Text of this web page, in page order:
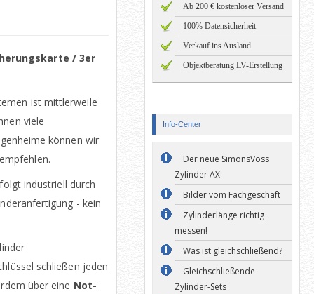
/ 3er
ist mittlerweile
viele
können wir
industriell durch
- kein
schließen jeden
über eine Not-
Ab 200 € kostenloser Versand
100% Datensicherheit
Verkauf ins Ausland
Objektberatung LV-Erstellung
Info-Center
Der neue SimonsVoss
Zylinder AX
Bilder vom Fachgeschäft
Zylinderlänge richtig
messen!
Was ist gleichschließend?
Gleichschließende
Zylinder-Sets